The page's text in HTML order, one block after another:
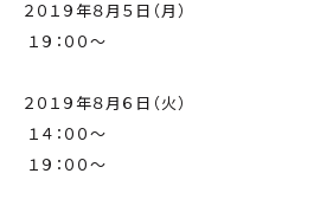
２０１９年８月５日（月）
１９：００～
２０１９年８月６日（火）
１４：００～
１９：００～